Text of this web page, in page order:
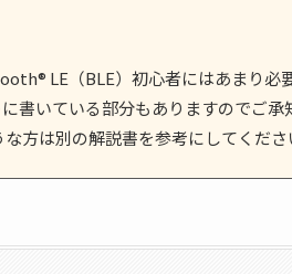
LE（BLE）初心者にはあまり必
書いている部分もありますのでご承
方は別の解説書を参考にしてくださ